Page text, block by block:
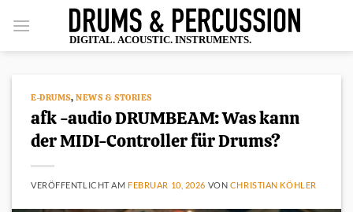
Inhalt
springen
E-DRUMS,NEWS & STORIES
afk -audio DRUMBEAM: Was kann
der MIDI-Controller für Drums?
VERÖFFENTLICHT AM FEBRUAR 10, 2026 VON CHRISTIAN KÖHLER